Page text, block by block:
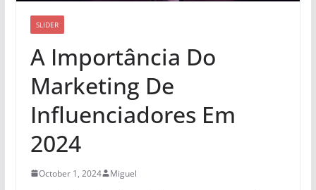
SLIDER
A Importância Do
Marketing De
Influenciadores Em
2024
October 1, 2024 Miguel